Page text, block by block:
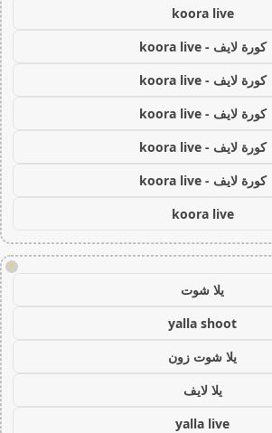
koora live
كورة لايف - koora live
كورة لايف - koora live
كورة لايف - koora live
كورة لايف - koora live
كورة لايف - koora live
koora live
!
يلا شوت
yalla shoot
يلا شوت زون
يلا لايف
yalla live